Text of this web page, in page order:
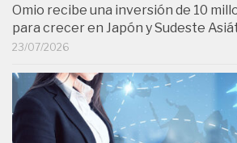
Omio recibe una inversión de 10
para crecer en Japón y Sudeste
23/07/2026